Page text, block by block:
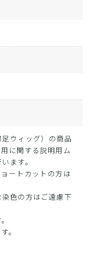
ウィッグ）の商品
に関する説明用ム
ます。
ートカットの方は
色の方はご遠慮下
。